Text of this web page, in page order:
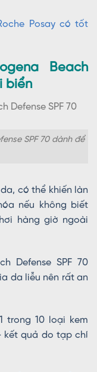
Posay có tốt
Beach
biển
SPF 70 dành để
có thể khiến làn
nếu không biết
hàng giờ ngoài
Defense SPF 70
da liễu nên rất an
trong 10 loại kem
kết quả do tạp chí